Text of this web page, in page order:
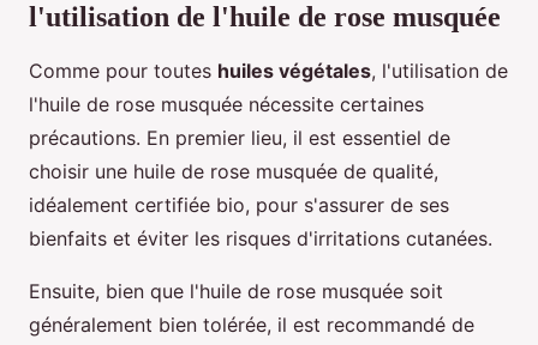
l'utilisation de l'huile de rose musquée
Comme pour toutes huiles végétales, l'utilisation de
l'huile de rose musquée nécessite certaines
précautions. En premier lieu, il est essentiel de
choisir une huile de rose musquée de qualité,
idéalement certifiée bio, pour s'assurer de ses
bienfaits et éviter les risques d'irritations cutanées.
Ensuite, bien que l'huile de rose musquée soit
généralement bien tolérée, il est recommandé de